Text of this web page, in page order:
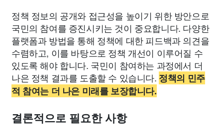
정책 정보의 공개와 접근성을 높이기 위한 방안으로
국민의 참여를 증진시키는 것이 중요합니다. 다양한
플랫폼과 방법을 통해 정책에 대한 피드백과 의견을
수렴하고, 이를 바탕으로 정책 개선이 이루어질 수
있도록 해야 합니다. 국민이 참여하는 과정에서 더
나은 정책 결과를 도출할 수 있습니다. 정책의 민주
적 참여는 더 나은 미래를 보장합니다.
결론적으로 필요한 사항